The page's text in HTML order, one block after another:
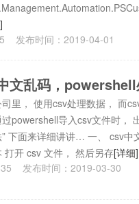
发布时间：2019-04-01
文乱码，
里， 使用csv处理数据， 而
powershell导入csv文件时，
” 下面来详细讲讲… 一、 csv中
打开 csv 文件， 然后另存[详细]
发布时间：2019-03-30